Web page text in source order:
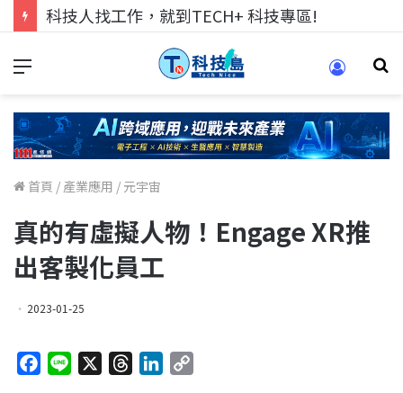
首頁 / 產業應用 / 元宇宙
真的有虛擬人物！Engage XR推
出客製化員工
2023-01-25